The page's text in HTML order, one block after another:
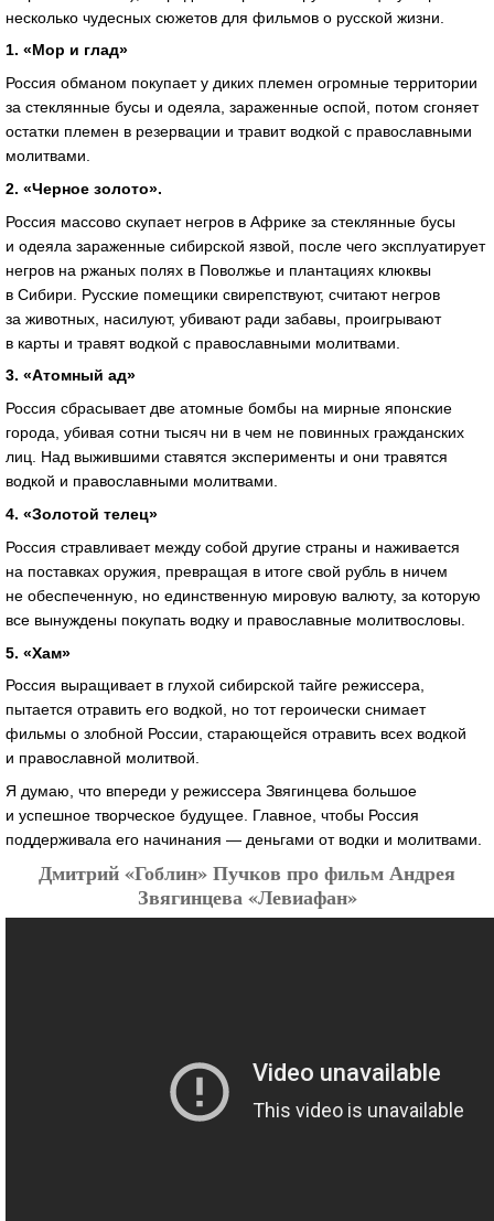
несколько чудесных сюжетов для фильмов о русской жизни.
1. «Мор и глад»
Россия обманом покупает у диких племен огромные территории
за стеклянные бусы и одеяла, зараженные оспой, потом сгоняет
остатки племен в резервации и травит водкой с православными
молитвами.
2. «Черное золото».
Россия массово скупает негров в Африке за стеклянные бусы
и одеяла зараженные сибирской язвой, после чего эксплуатирует
негров на ржаных полях в Поволжье и плантациях клюквы
в Сибири. Русские помещики свирепствуют, считают негров
за животных, насилуют, убивают ради забавы, проигрывают
в карты и травят водкой с православными молитвами.
3. «Атомный ад»
Россия сбрасывает две атомные бомбы на мирные японские
города, убивая сотни тысяч ни в чем не повинных гражданских
лиц. Над выжившими ставятся эксперименты и они травятся
водкой и православными молитвами.
4. «Золотой телец»
Россия стравливает между собой другие страны и наживается
на поставках оружия, превращая в итоге свой рубль в ничем
не обеспеченную, но единственную мировую валюту, за которую
все вынуждены покупать водку и православные молитвословы.
5. «Хам»
Россия выращивает в глухой сибирской тайге режиссера,
пытается отравить его водкой, но тот героически снимает
фильмы о злобной России, старающейся отравить всех водкой
и православной молитвой.
Я думаю, что впереди у режиссера Звягинцева большое
и успешное творческое будущее. Главное, чтобы Россия
поддерживала его начинания — деньгами от водки и молитвами.
Дмитрий «Гоблин» Пучков про фильм Андрея
Звягинцева «Левиафан»